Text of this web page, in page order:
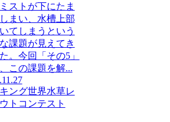
ストが下にたま
まい、水槽上部
てしまうという
課題が見えてき
。今回「その5」
この課題を解...
ング世界水草レ
トコンテスト